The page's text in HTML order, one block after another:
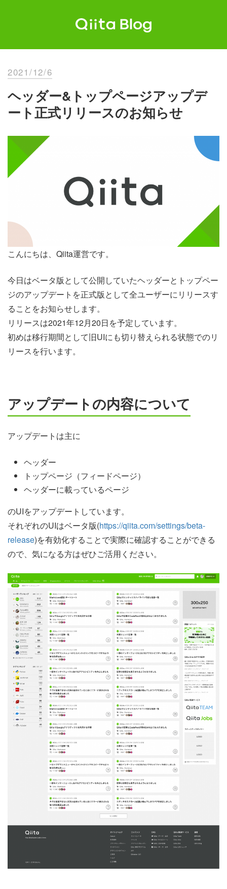
2021/12/6
ヘッダー&トップページアップデ
ート正式リリースのお知らせ
こんにちは、Qiita運営です。
今日はベータ版として公開していたヘッダーとトップペー
ジのアップデートを正式版として全ユーザーにリリースす
ることをお知らせします。
リリースは2021年12月20日を予定しています。
初めは移行期間として旧UIにも切り替えられる状態でのリ
リースを行います。
アップデートの内容について
アップデートは主に
ヘッダー
トップページ（フィードページ）
ヘッダーに載っているページ
のUIをアップデートしています。
それぞれのUIはベータ版(https://qiita.com/settings/beta-
release)を有効化することで実際に確認することができる
ので、気になる方はぜひご活用ください。